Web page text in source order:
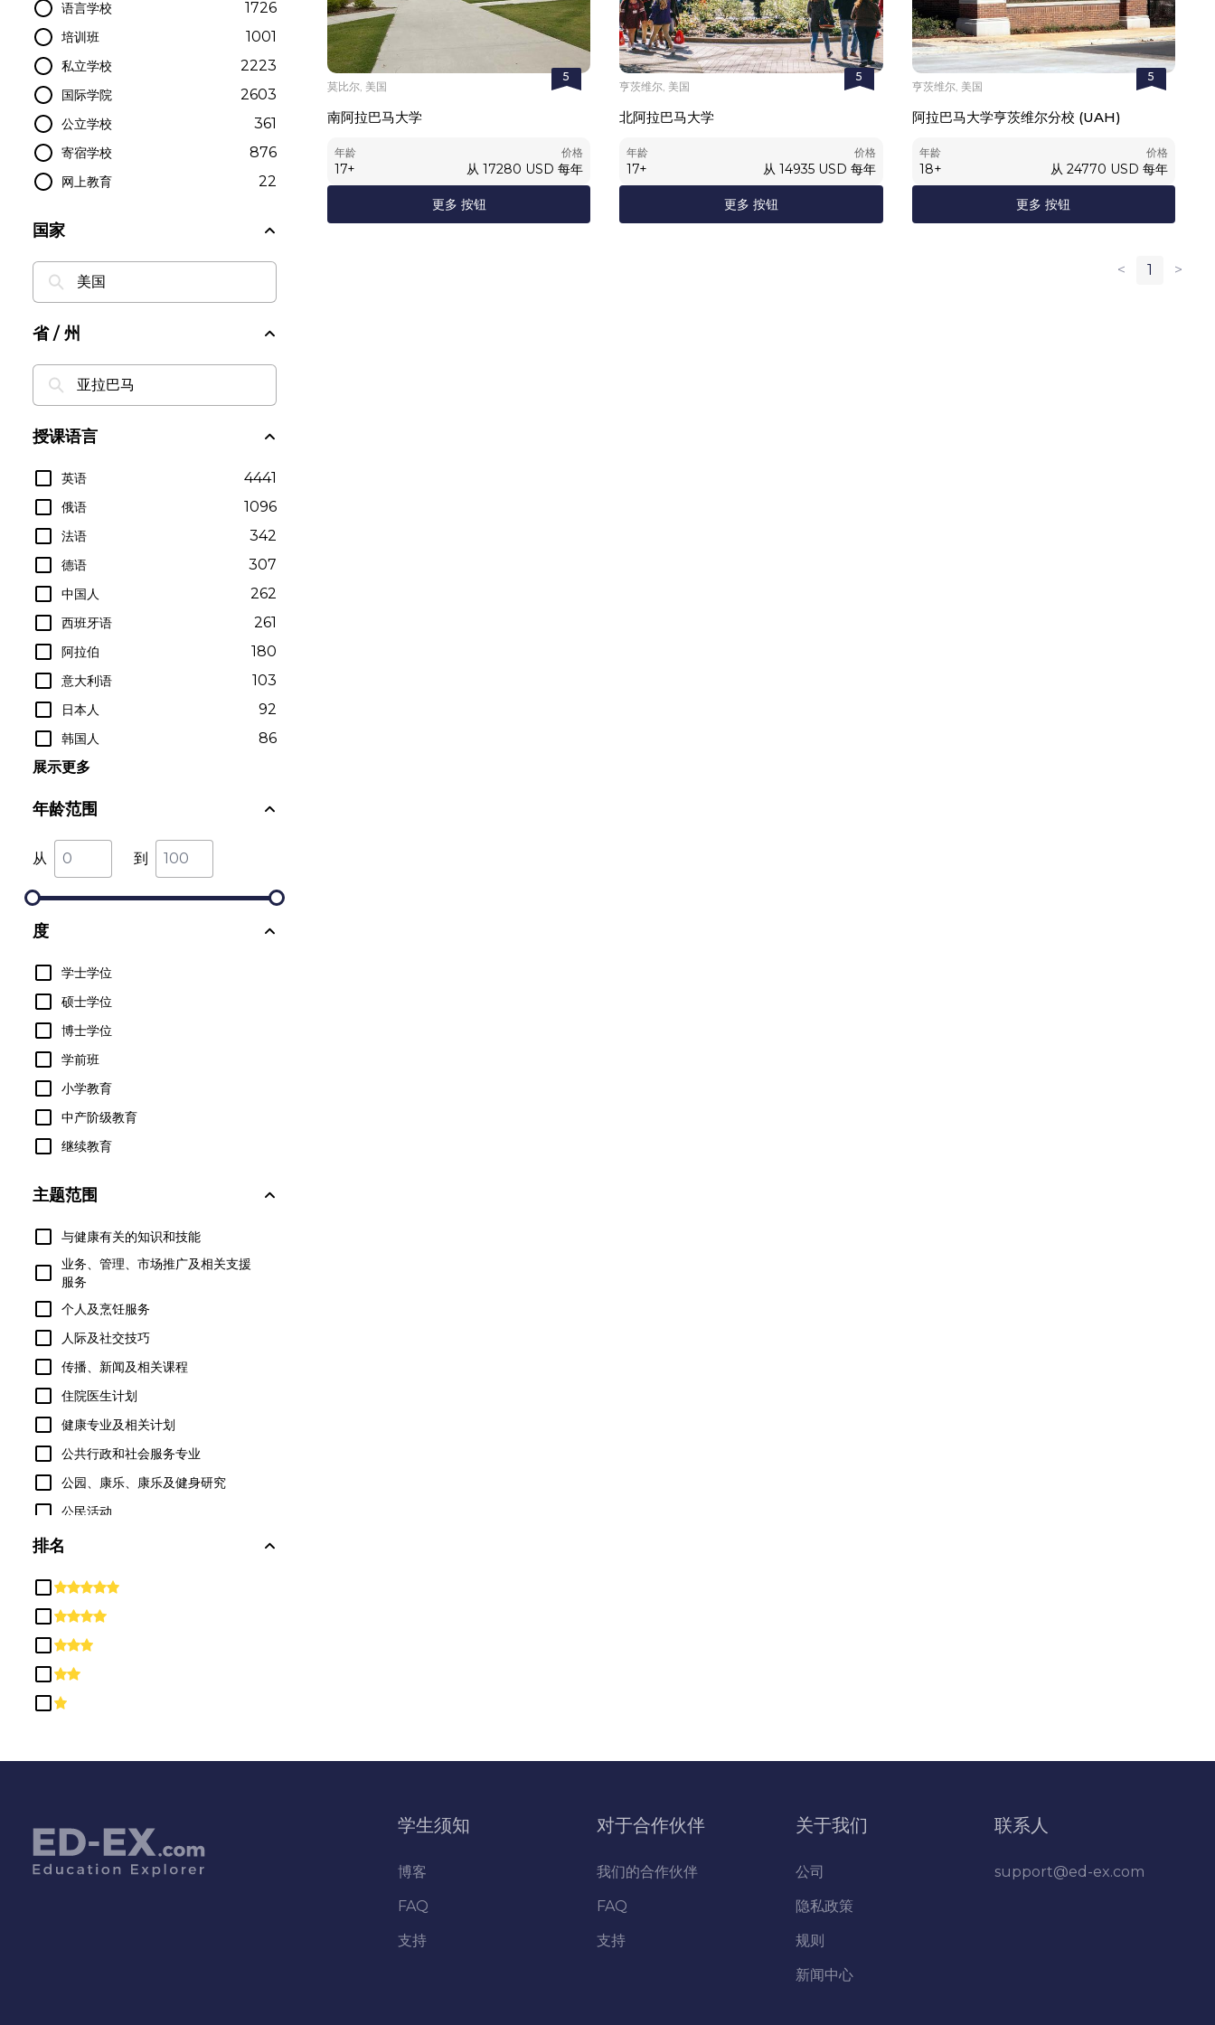
语言学校 1726
培训班 1001
私立学校 2223
国际学院 2603
公立学校 361
寄宿学校 876
网上教育 22
国家
省 / 州
授课语言
英语 4441
俄语 1096
法语 342
德语 307
中国人 262
西班牙语 261
阿拉伯 180
意大利语 103
日本人 92
韩国人
86
展示更多
年龄范围
从 到
度
学士学位
硕士学位
博士学位
学前班
小学教育
中产阶级教育
继续教育
主题范围
与健康有关的知识和技能
业务、管理、市场推广及相关支援
服务
个人及烹饪服务
人际及社交技巧
传播、新闻及相关课程
住院医生计划
健康专业及相关计划
公共行政和社会服务专业
公园、康乐、康乐及健身研究
公民活动
军事技术与应用科学
农业
历史
哲学与宗教研究
国土安全、执法、消防及相关保护
服务
基本技能及发展/补救教育
家庭及消费者科学/人文科学
工程技术及工程相关领域
排名
5
莫比尔, 美国
南阿拉巴马大学
年龄
17+
价格
从 17280 USD 每年
更多 按钮
5
亨茨维尔, 美国
北阿拉巴马大学
年龄
17+
价格
从 14935 USD 每年
更多 按钮
5
亨茨维尔, 美国
阿拉巴马大学亨茨维尔分校 (UAH)
年龄
18+
价格
从 24770 USD 每年
更多 按钮
< 1 >
学生须知
博客
FAQ
支持
对于合作伙伴
我们的合作伙伴
FAQ
支持
关于我们
公司
隐私政策
规则
新闻中心
联系人
support@ed-ex.com